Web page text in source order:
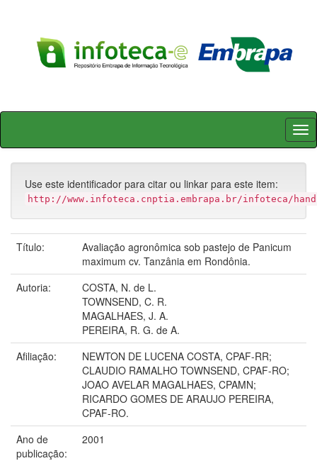
Skip
Use este identificador para citar ou linkar para este item:
http://www.infoteca.cnptia.embrapa.br/infoteca/
Título:
Avaliação agronômica sob pastejo de Panicum
maximum cv. Tanzânia em Rondônia.
Autoria:
COSTA, N. de L.
TOWNSEND, C. R.
MAGALHAES, J. A.
PEREIRA, R. G. de A.
Afiliação:
NEWTON DE LUCENA COSTA, CPAF-RR;
CLAUDIO RAMALHO TOWNSEND, CPAF-RO;
JOAO AVELAR MAGALHAES, CPAMN;
RICARDO GOMES DE ARAUJO PEREIRA,
CPAF-RO.
Ano de
publicação:
2001